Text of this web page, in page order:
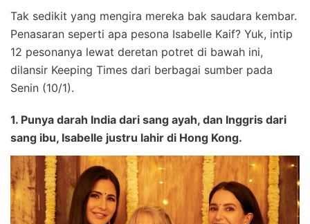
Tak sedikit yang mengira mereka bak saudara kembar.
Penasaran seperti apa pesona Isabelle Kaif? Yuk, intip
12 pesonanya lewat deretan potret di bawah ini,
dilansir Keeping Times dari berbagai sumber pada
Senin (10/1).
1. Punya darah India dari sang ayah, dan Inggris dari
sang ibu, Isabelle justru lahir di Hong Kong.